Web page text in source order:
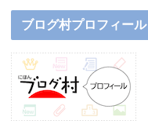
ブログ村プロフィール